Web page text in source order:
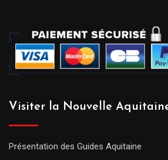
Visiter la Nouvelle
Présentation des Guides Aquitaine